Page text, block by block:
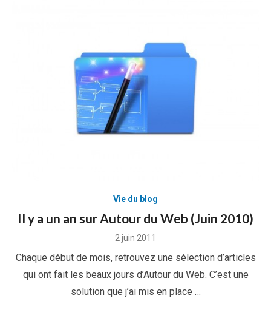
Vie du blog
Il y a un an sur Autour du Web (Juin 2010)
Posted
2 juin 2011
Chaque début de mois, retrouvez une sélection d’articles
qui ont fait les beaux jours d’Autour du Web. C’est une
solution que j’ai mis en place …